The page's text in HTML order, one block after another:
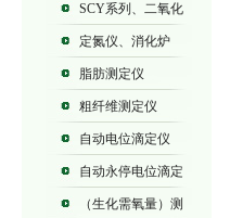
SCY系列、二氧化
碳气体测定仪
定氮仪、消化炉
脂肪测定仪
粗纤维测定仪
自动电位滴定仪
ZDJ系列自动永停电位滴定
仪ZDY系列（生化需氧量）测